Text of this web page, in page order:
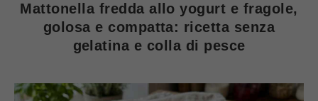
Mattonella fredda allo yogurt e fragole,
golosa e compatta: ricetta senza
gelatina e colla di pesce